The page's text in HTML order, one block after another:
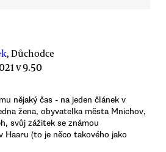
, Důchodce
v 9.50
nějaký čas - na jeden článek v
žena, obyvatelka města Mnichov,
svůj zážitek se známou
Haaru (to je něco takového jako